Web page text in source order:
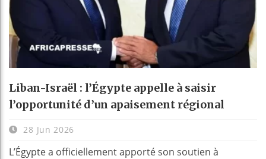
Liban-Israël : l’Égypte appelle à saisir
l’opportunité d’un apaisement régional
28 Jun 2026
L’Égypte a officiellement apporté son soutien à